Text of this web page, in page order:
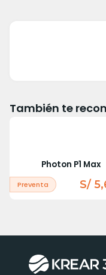
También te
Photon P1 Max
Preventa S/